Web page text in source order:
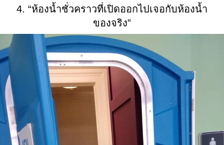
4. “ห้องน้ำชั่วคราวที่เปิดออกไปเจอกับห้องน้ำ
ของจริง”